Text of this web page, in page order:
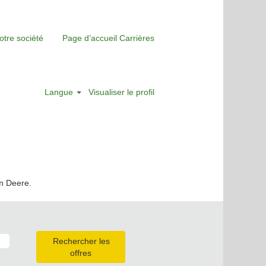
société Page d’accueil Carrières
Langue Visualiser le profil
Deere.